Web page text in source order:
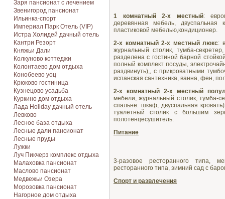
Заря пансионат с лечением
Звенигород пансионат
Ильинка-спорт
Империал Парк Отель (VIP)
Истра Холидей дачный отель
Кантри Резорт
Княжьи Дали
Колкуново коттеджи
Колонтаево дом отдыха
Конобеево уоц
Крюково гостиница
Кузнецово усадьба
Куркино дом отдыха
Лада Holiday дачный отель
Левково
Лесное база отдыха
Лесные дали пансионат
Лесные пруды
Лужки
Луч Пикчерз комплекс отдыха
Малаховка пансионат
Маслово пансионат
Медвежьи Озера
Морозовка пансионат
Нагорное дом отдыха
1 комнатный 2-х местный:
деревянная мебель, двуспальная
пластиковой мебелью,кондиционер.
2-х комнатный 2-х местный люкс:
журнальный столик, тумба-
разделена с гостиной барной
полный комплект посуды,
раздвинуть),, с прикроватными
испанская сантехника, ванна, фен,
2-х комнатный 2-х местный
мебели, журнальный столик, тумба-
спальне: шкаф, двуспальная
туалетный столик с большим
полотенцесушитель.
Питание
3-разовое ресторанного типа,
ресторанного типа, зимний сад с
Спорт и развлечения